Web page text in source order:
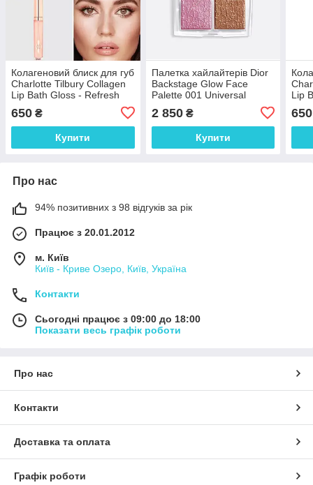
Колагеновий блиск для губ
Charlotte Tilbury Collagen
Lip Bath Gloss - Refresh
650 ₴
Купити
Палетка хайлайтерів Dior
Backstage Glow Face
Palette 001 Universal
2 850₴
Купити
Lip
650
Про нас
94% позитивних з 98 відгуків за рік
Працює з 20.01.2012
м. Київ
Київ - Криве Озеро, Київ, Україна
Контакти
Сьогодні працює з 09:00 до 18:00
Показати весь графік роботи
Про нас
Контакти
Доставка та оплата
Графік роботи